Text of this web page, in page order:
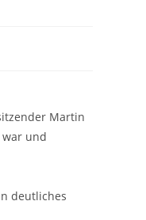
Martin
und
deutliches